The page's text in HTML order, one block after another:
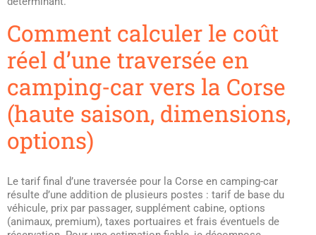
Comment calculer le coût
réel d’une traversée en
camping-car vers la Corse
(haute saison, dimensions,
options)
Le tarif final d’une traversée pour la Corse en camping-car
résulte d’une addition de plusieurs postes : tarif de base du
véhicule, prix par passager, supplément cabine, options
(animaux, premium), taxes portuaires et frais éventuels de